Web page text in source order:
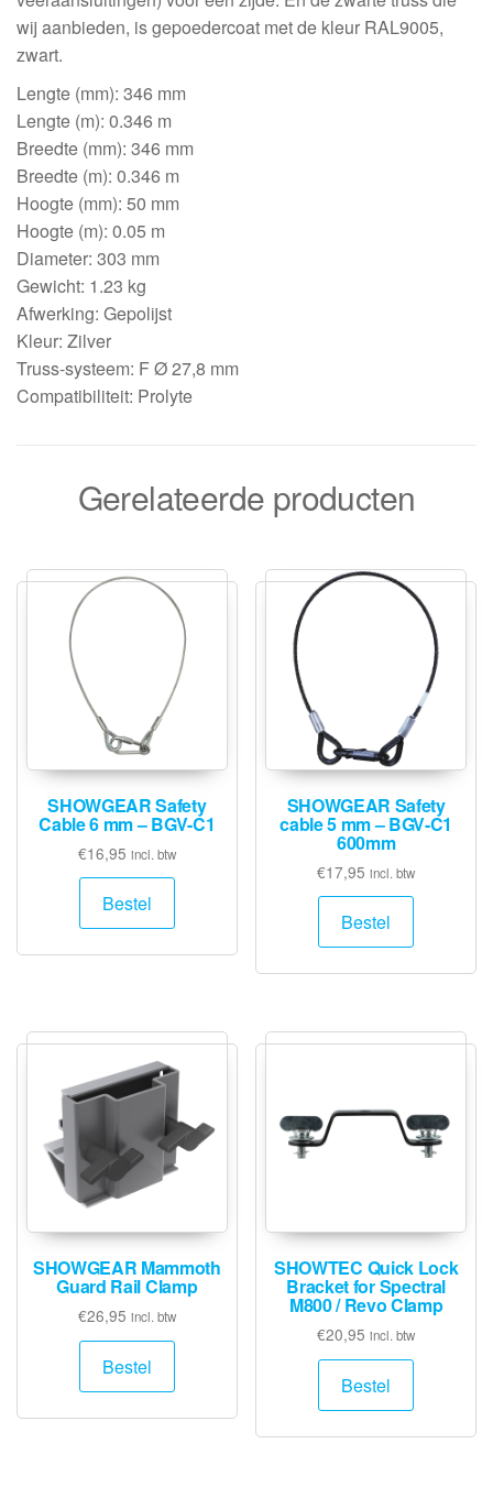
wij aanbieden, is gepoedercoat met de kleur RAL9005,
zwart.
Lengte (mm): 346 mm
Lengte (m): 0.346 m
Breedte (mm): 346 mm
Breedte (m): 0.346 m
Hoogte (mm): 50 mm
Hoogte (m): 0.05 m
Diameter: 303 mm
Gewicht: 1.23 kg
Afwerking: Gepolijst
Kleur: Zilver
Truss-systeem: F Ø 27,8 mm
Compatibiliteit: Prolyte
Gerelateerde producten
SHOWGEAR Safety
Cable 6 mm – BGV-C1
€16,95 incl. btw
Bestel
SHOWGEAR Safety
cable 5 mm – BGV-C1
600mm
€17,95 incl. btw
Bestel
SHOWGEAR Mammoth
Guard Rail Clamp
€26,95 incl. btw
Bestel
SHOWTEC Quick Lock
Bracket for Spectral
M800 / Revo Clamp
€20,95 incl. btw
Bestel